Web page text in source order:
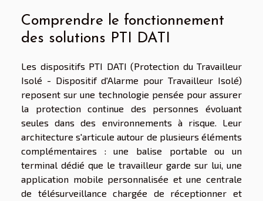
Comprendre le fonctionnement
des solutions PTI DATI
Les dispositifs PTI DATI (Protection du Travailleur
Isolé - Dispositif d'Alarme pour Travailleur Isolé)
reposent sur une technologie pensée pour assurer
la protection continue des personnes évoluant
seules dans des environnements à risque. Leur
architecture s'articule autour de plusieurs éléments
complémentaires : une balise portable ou un
terminal dédié que le travailleur garde sur lui, une
application mobile personnalisée et une centrale
de télésurveillance chargée de réceptionner et